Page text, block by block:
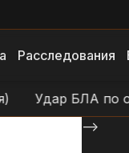
Расследования
БЛА по
-->